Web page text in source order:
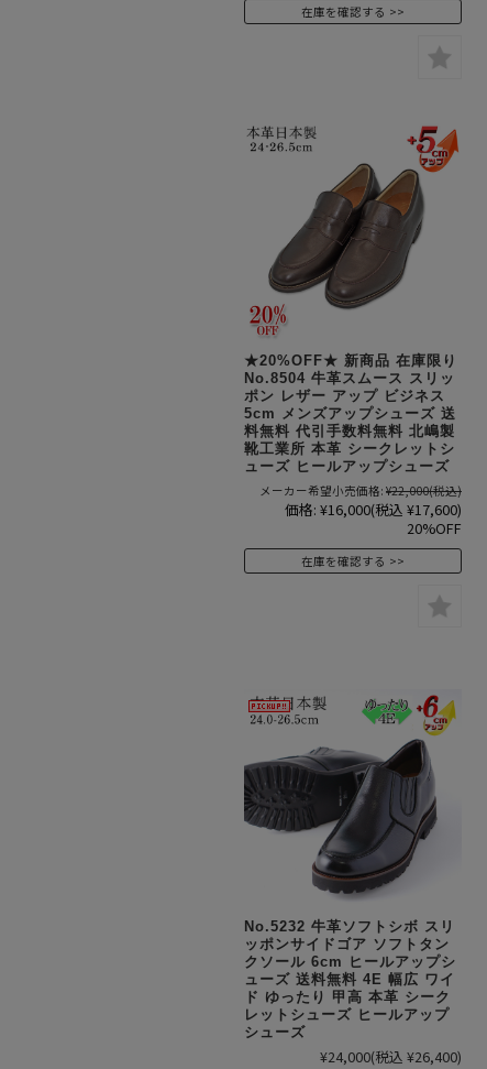
在庫を確認する
★20%OFF★ 新商品 在庫限り
No.8504 牛革スムース スリッ
ポン レザー アップ ビジネス
5cm メンズアップシューズ 送
料無料 代引手数料無料 北嶋製
靴工業所 本革 シークレットシ
ューズ ヒールアップシューズ
メーカー希望小売価格: ¥22,000(税込)
価格: ¥16,000(税込 ¥17,600)
20%OFF
在庫を確認する
No.5232 牛革ソフトシボ スリ
ッポンサイドゴア ソフトタン
クソール 6cm ヒールアップシ
ューズ 送料無料 4E 幅広 ワイ
ド ゆったり 甲高 本革 シーク
レットシューズ ヒールアップ
シューズ
¥24,000(税込 ¥26,400)